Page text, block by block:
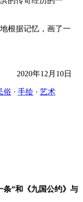
根据记忆，画了一
2020年12月10日
俗 · 手绘 · 艺术
条”和《九国公约》与